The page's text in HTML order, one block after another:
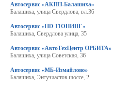
Автосервис «АКПП-Балашиха»
Балашиха, улица Свердлова, вл.36
Автосервис «HD ТЮНИНГ»
Балашиха, Свердлова улица, 35
Автосервис «АвтоТехЦентр ОРБИТА»
Балашиха, улица Советская, 36
Автосервис «МБ-Измайлово»
Балашиха, Энтузиастов шоссе, 2